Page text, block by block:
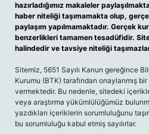
hazırladığımız makaleler
haber niteliği taşımamakta olup,
paylaşım yapılmamaktadır. Gerçek
benzerlikleri tamamen tesadüfidir.
halindedir ve tavsiye niteliği
Sitemiz, 5651 Sayılı Kanun gereğince
Kurumu (BTK) tarafından onaylanmış
vermektedir. Bu nedenle, sitedeki
veya araştırma yükümlülüğümüz
yazdıkları içeriklerin sorumluluğunu
bu sorumluluğu kabul etmiş sayılırlar.